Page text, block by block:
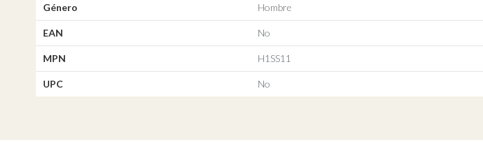
Género Hombre
EAN No
MPN H1SS11
UPC No